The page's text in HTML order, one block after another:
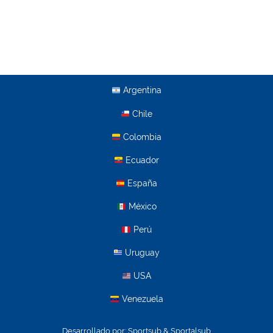
Argentina
Chile
Colombia
Ecuador
España
México
Perú
Uruguay
USA
Venezuela
Desarrollado por: Sportsub & Sportalsub